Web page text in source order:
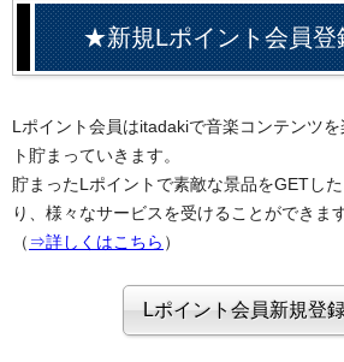
★新規Lポイント会員登
Lポイント会員はitadakiで音楽コンテンツ
ト貯まっていきます。
貯まったLポイントで素敵な景品をGETし
り、様々なサービスを受けることができます
（ ⇒詳しくはこちら ）